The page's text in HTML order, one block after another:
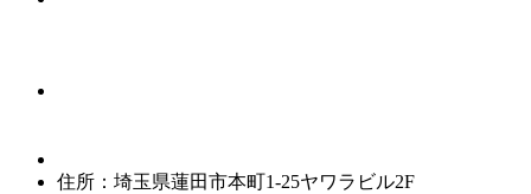
住所：埼玉県蓮田市本町1-25ヤワラビル2F